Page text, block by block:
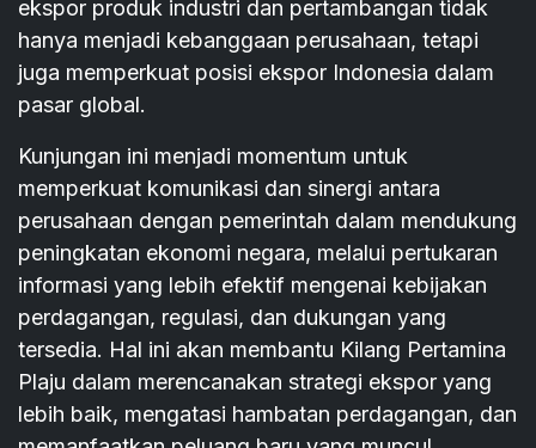
ekspor produk industri dan pertambangan tidak
hanya menjadi kebanggaan perusahaan, tetapi
juga memperkuat posisi ekspor Indonesia dalam
pasar global.
Kunjungan ini menjadi momentum untuk
memperkuat komunikasi dan sinergi antara
perusahaan dengan pemerintah dalam mendukung
peningkatan ekonomi negara, melalui pertukaran
informasi yang lebih efektif mengenai kebijakan
perdagangan, regulasi, dan dukungan yang
tersedia. Hal ini akan membantu Kilang Pertamina
Plaju dalam merencanakan strategi ekspor yang
lebih baik, mengatasi hambatan perdagangan, dan